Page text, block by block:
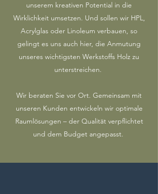
unserem kreativen Potential in die
Wirklichkeit umsetzen. Und sollen wir HPL,
Acrylglas oder Linoleum verbauen, so
gelingt es uns auch hier, die Anmutung
unseres wichtigsten Werkstoffs Holz zu
unterstreichen.
Wir beraten Sie vor Ort. Gemeinsam mit
unseren Kunden entwickeln wir optimale
Raumlösungen – der Qualität verpflichtet
und dem Budget angepasst.